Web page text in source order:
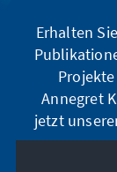
Erhalten
Annegret
jetzt